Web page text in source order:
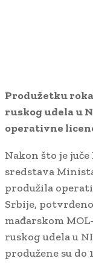
Produžetku
ruskog udela u
operativne
Nakon što je
sredstava
produžila
Srbije,
mađarskom
ruskog udela u
produžene su do